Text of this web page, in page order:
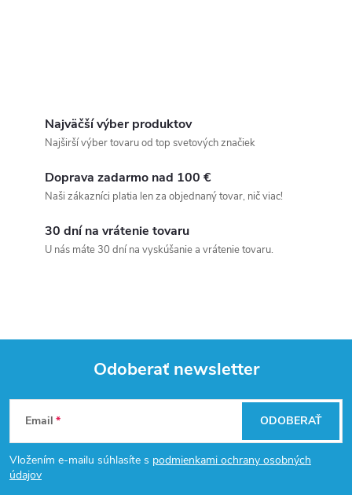
Najväčší výber produktov
Najširší výber tovaru od top svetových značiek
Doprava zadarmo nad 100 €
Naši zákazníci platia len za objednaný tovar, nič viac!
30 dní na vrátenie tovaru
U nás máte 30 dní na vyskúšanie a vrátenie tovaru.
Z
á
p
Odoberať newsletter
Email
Vložením e-mailu súhlasíte s podmienkami ochrany osobných
údajov
ODOBERAŤ